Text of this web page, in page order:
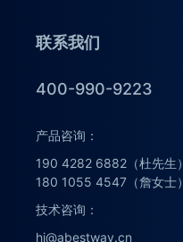
联系我们
400-990-9223
产品咨询：
190 4282 6882（杜先生）
180 1055 4547（詹女士）
技术咨询：
hi@abestway.cn